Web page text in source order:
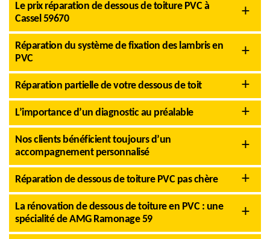
Le prix réparation de dessous de toiture PVC à
Cassel 59670
Réparation du système de fixation des lambris en
PVC
Réparation partielle de votre dessous de toit
L’importance d’un diagnostic au préalable
Nos clients bénéficient toujours d’un
accompagnement personnalisé
Réparation de dessous de toiture PVC pas chère
La rénovation de dessous de toiture en PVC : une
spécialité de AMG Ramonage 59